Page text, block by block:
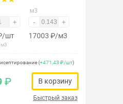
+
/шт
м3
м3
- +
17003 ₽/м3
(+471,43 ₽/шт)
₽ В корзину
Быстрый заказ